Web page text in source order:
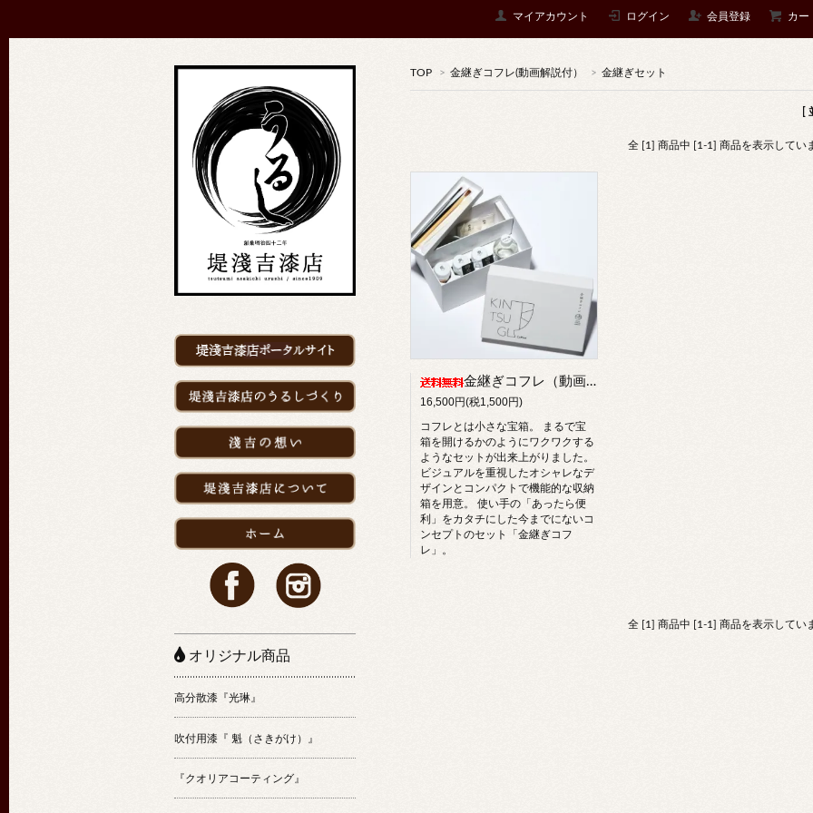
マイアカウント ログイン 会員登録 カー
TOP > 金継ぎコフレ(動画解説付） > 金継ぎセット
[
全 [1] 商品中 [1-1] 商品を表示してい
金継ぎコフレ（動画解説付）
16,500円(税1,500円)
コフレとは小さな宝箱。 まるで宝
箱を開けるかのようにワクワクする
ようなセットが出来上がりました。
ビジュアルを重視したオシャレなデ
ザインとコンパクトで機能的な収納
箱を用意。 使い手の「あったら便
利」をカタチにした今までにないコ
ンセプトのセット「金継ぎコフ
レ」。
全 [1] 商品中 [1-1] 商品を表示してい
オリジナル商品
高分散漆『光琳』
吹付用漆『 魁（さきがけ）』
『クオリアコーティング』